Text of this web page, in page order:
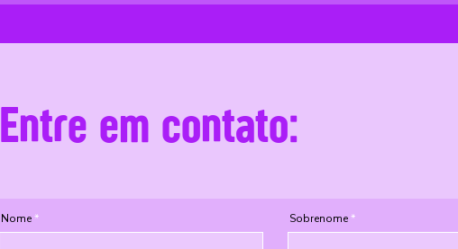
Entre em contato:
Nome Sobrenome